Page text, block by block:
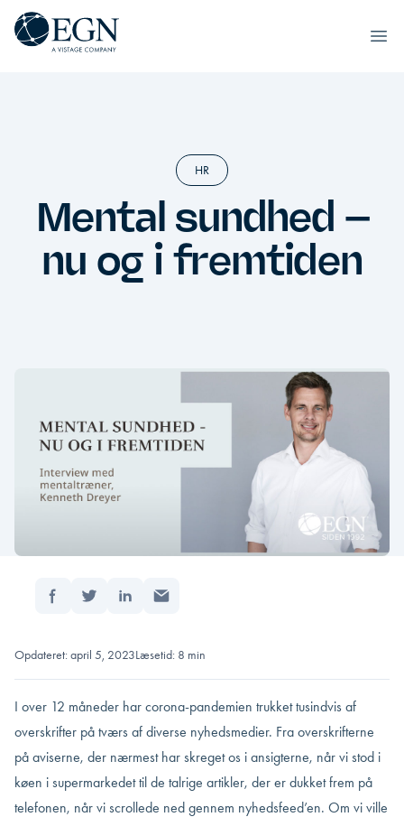
Spring til indhold
Executives' Global Network
HR
Mental sundhed –
nu og i fremtiden
Opdateret: april 5, 2023Læsetid: 8 min
I over 12 måneder har corona-pandemien trukket tusindvis af
overskrifter på tværs af diverse nyhedsmedier. Fra overskrifterne
på aviserne, der nærmest har skreget os i ansigterne, når vi stod i
køen i supermarkedet til de talrige artikler, der er dukket frem på
telefonen, når vi scrollede ned gennem nyhedsfeed’en. Om vi ville